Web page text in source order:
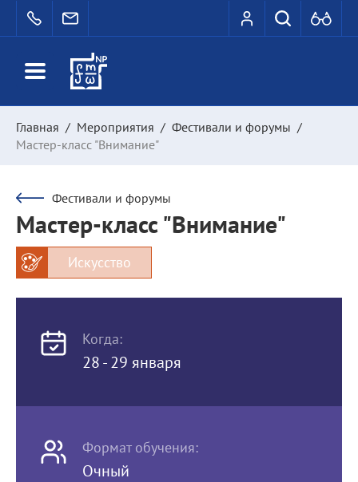
Главная / Мероприятия / Фестивали и форумы /
Мастер-класс "Внимание"
Фестивали и форумы
Мастер-класс "Внимание"
Искусство
Когда:
28 - 29 января
Формат обучения:
Очный